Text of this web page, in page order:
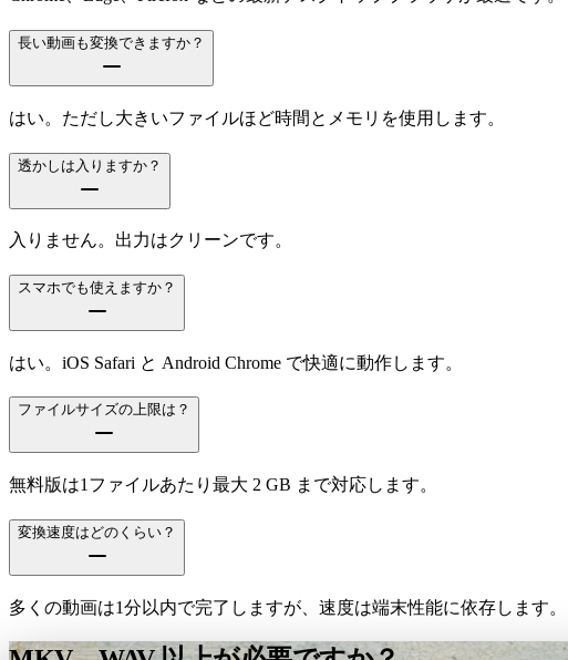
長い動画も変換できますか？
はい。ただし大きいファイルほど時間とメモリを使用します。
透かしは入りますか？
入りません。出力はクリーンです。
スマホでも使えますか？
はい。iOS Safari と Android Chrome で快適に動作します。
ファイルサイズの上限は？
無料版は1ファイルあたり最大 2 GB まで対応します。
変換速度はどのくらい？
多くの動画は1分以内で完了しますが、速度は端末性能に依存します。